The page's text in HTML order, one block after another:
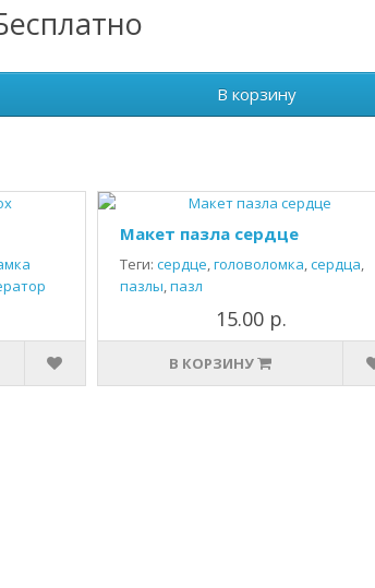
В корзину
Макет пазла сердце
Теги: сердце,головоломка,сердца,
пазлы,пазл
15.00 р.
В КОРЗИНУ